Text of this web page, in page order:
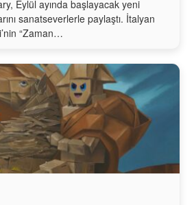
Eylül ayında başlayacak yeni
sanatseverlerle paylaştı. İtalyan
“Zaman…